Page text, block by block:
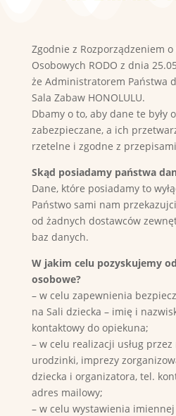
Zgodnie z Rozporządzeniem
Osobowych RODO z dnia
że Administratorem Państwa
Sala Zabaw HONOLULU.
Dbamy o to, aby dane te były
zabezpieczane, a ich
rzetelne i zgodne z
Skąd posiadamy państwa
Dane, które posiadamy to
Państwo sami nam
od żadnych dostawców
baz danych.
W jakim celu pozyskujemy
osobowe?
– w celu zapewnienia
na Sali dziecka – imię i
kontaktowy do opiekuna;
– w celu realizacji usług
urodzinki, imprezy
dziecka i organizatora, tel.
adres mailowy;
– w celu wystawienia